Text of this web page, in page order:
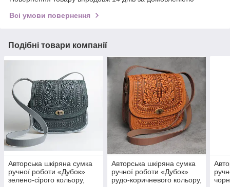
Всі умови повернення
Подібні товари компанії
Авторська шкіряна сумка
ручної роботи «Дубок»
зелено-сірого кольору,
Авторська шкіряна сумка
ручної роботи «Дубок»
рудо-коричневого кольору,